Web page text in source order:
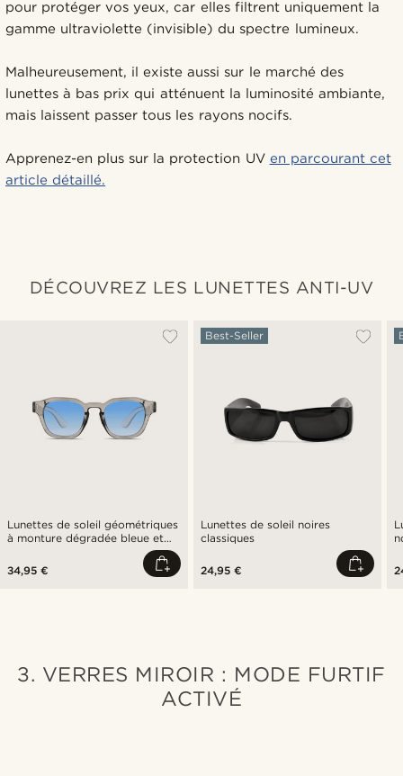
pour protéger vos yeux, car elles filtrent uniquement la
gamme ultraviolette (invisible) du spectre lumineux.
Malheureusement, il existe aussi sur le marché des
lunettes à bas prix qui atténuent la luminosité ambiante,
mais laissent passer tous les rayons nocifs.
Apprenez-en plus sur la protection UV en parcourant cet
article détaillé.
DÉCOUVREZ LES LUNETTES ANTI-UV
Lunettes de soleil géométriques
à monture dégradée bleue et
34,95 €
Lunettes de soleil noires
classiques
Best-Seller
24,95 €
3. VERRES MIROIR : MODE FURTIF
ACTIVÉ